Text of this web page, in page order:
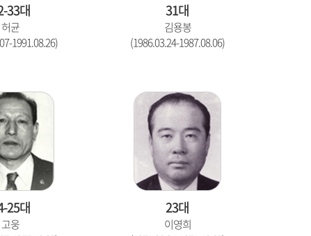
33대
허균
1991.08.26)
31대
김용봉
(1986.03.24-1987.08.06)
25대
고웅
23대
이영희